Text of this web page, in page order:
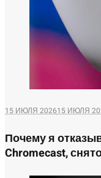
15 ИЮЛЯ 202615 ИЮЛЯ
Почему я
Chromecast,